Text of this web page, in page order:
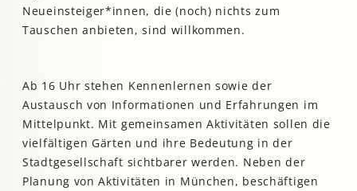
Neueinsteiger*innen, die (noch) nichts zum
Tauschen anbieten, sind willkommen.
Ab 16 Uhr stehen Kennenlernen sowie der
Austausch von Informationen und Erfahrungen im
Mittelpunkt. Mit gemeinsamen Aktivitäten sollen die
vielfältigen Gärten und ihre Bedeutung in der
Stadtgesellschaft sichtbarer werden. Neben der
Planung von Aktivitäten in München, beschäftigen